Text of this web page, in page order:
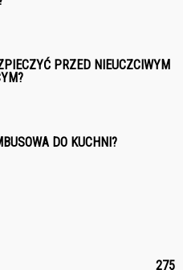
PRZED NIEUCZCIWYM
DO KUCHNI?
275